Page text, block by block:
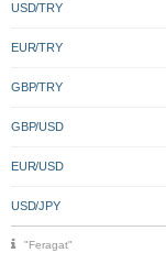
USD/TRY
EUR/TRY
GBP/TRY
GBP/USD
EUR/USD
USD/JPY
"Feragat"